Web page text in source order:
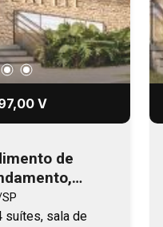
V
de
no
suítes, sala de